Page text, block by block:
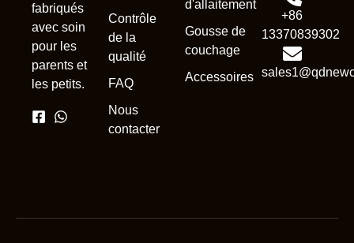
fabriqués
avec soin
pour les
parents et
les petits.
Contrôle
de la
qualité
FAQ
Nous
contacter
d'allaitement
Gousse de
couchage
Accessoires
+86
13370839302